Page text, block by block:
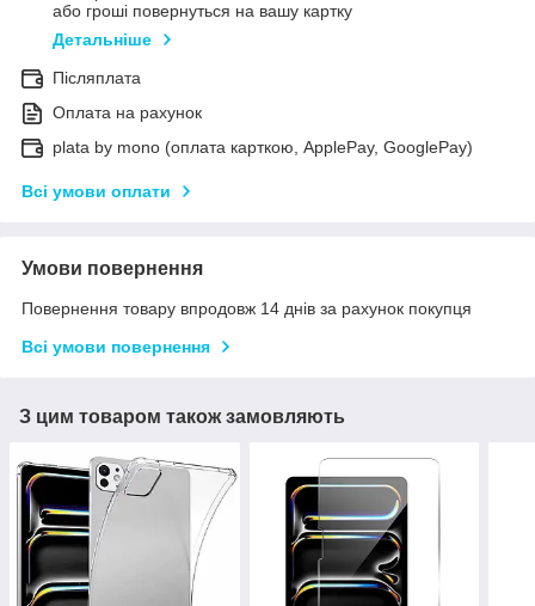
або гроші повернуться на вашу картку
Детальніше
Післяплата
Оплата на рахунок
plata by mono (оплата карткою, ApplePay, GooglePay)
Всі умови оплати
Умови повернення
Повернення товару впродовж 14 днів за рахунок покупця
Всі умови повернення
З цим товаром також замовляють